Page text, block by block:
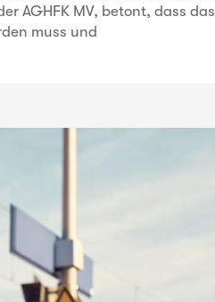
AGHFK MV, betont, dass
muss und